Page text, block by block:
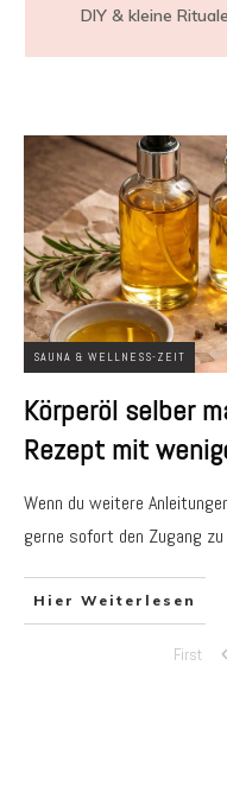
SAUNA & WELLNESS-ZEIT
Körperöl selber
Rezept mit
Wenn du weitere
gerne sofort den Zugang
Hier Weiterlesen
First
DIY & kleine Rituale